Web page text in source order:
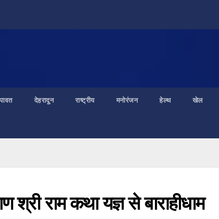
देहरादून राष्ट्रीय मनोरंजन हेल्थ खेल
श्री राम कथा यज्ञ से बाराहीधाम